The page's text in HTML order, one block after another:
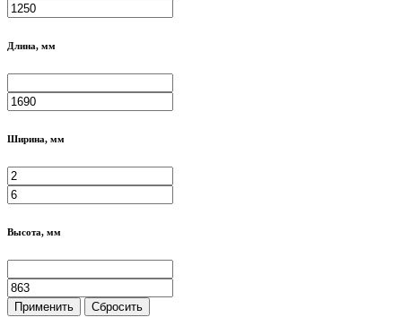
Длина, мм
Ширина, мм
Высота, мм
Применить Сбросить